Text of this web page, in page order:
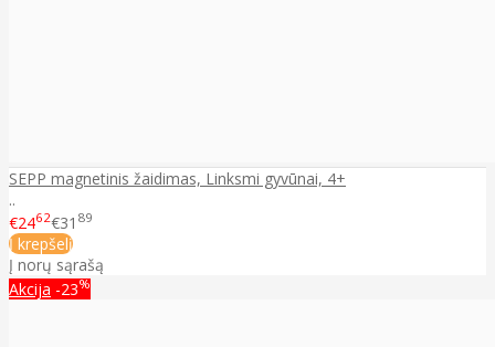
SEPP magnetinis žaidimas, Linksmi gyvūnai, 4+
..
€2462€31 89
Į krepšelį
Į norų sąrašą
Akcija -23%